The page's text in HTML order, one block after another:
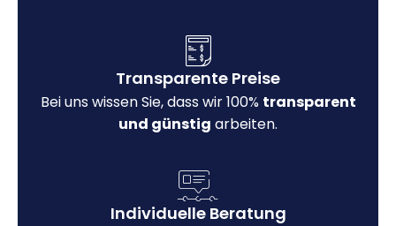
Transparente Preise
Bei uns wissen Sie, dass wir 100% transparent
und günstig arbeiten.
Individuelle Beratung